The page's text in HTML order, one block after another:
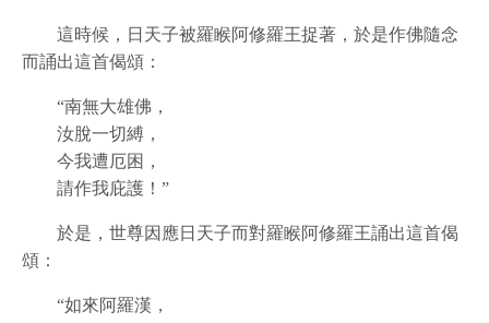
這時候，日天子被羅睺阿修羅王捉著，於是作佛隨念
而誦出這首偈頌：
“南無大雄佛，
汝脫一切縛，
今我遭厄困，
請作我庇護！”
於是，世尊因應日天子而對羅睺阿修羅王誦出這首偈
頌：
“如來阿羅漢，